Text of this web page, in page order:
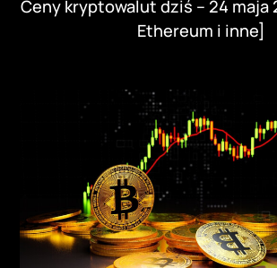
Ceny kryptowalut dziś – 24 maja
Ethereum i inne]